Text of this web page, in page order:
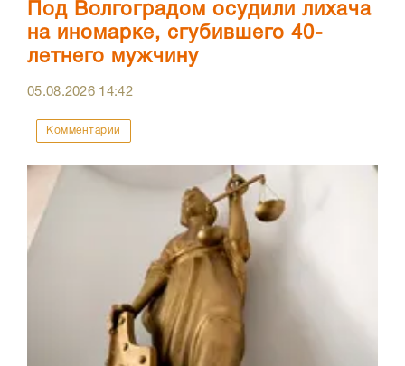
Под Волгоградом осудили лихача
на иномарке, сгубившего 40-
летнего мужчину
05.08.2026 14:42
Комментарии